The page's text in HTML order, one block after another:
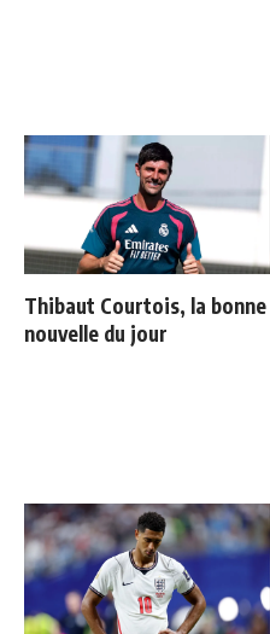
Thibaut Courtois, la bonne
nouvelle du jour